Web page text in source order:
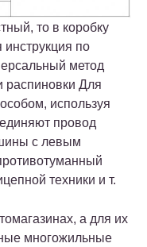
то в коробку
инструкция по
метод
распиновки Для
используя
провод
с левым
техники и т.
а для их
многожильные